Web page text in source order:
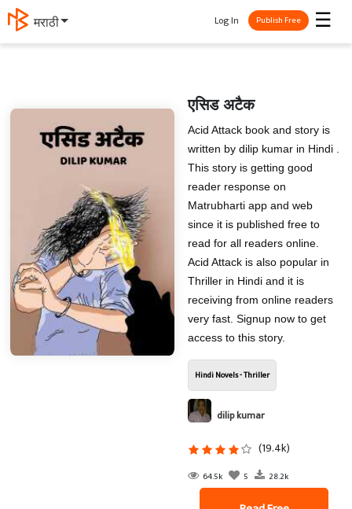
मराठी ☰
Log In Publish Free
एसिड अटैक
Acid Attack book and story is
written by dilip kumar in Hindi .
This story is getting good
reader response on
Matrubharti app and web
since it is published free to
read for all readers online.
Acid Attack is also popular in
Thriller in Hindi and it is
receiving from online readers
very fast. Signup now to get
access to this story.
Hindi Novels - Thriller
dilip kumar
(19.4k)
64.5k 5 28.2k